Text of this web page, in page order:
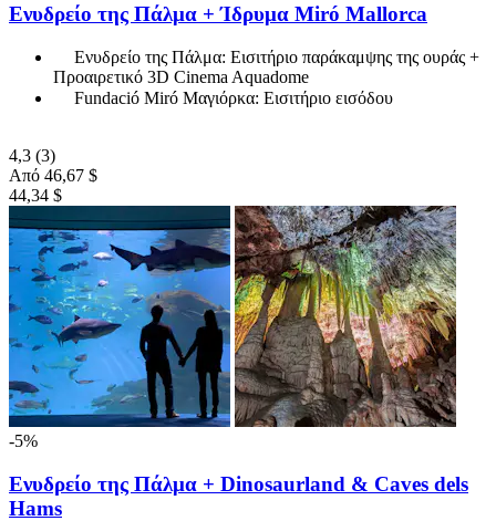
Ενυδρείο της Πάλμα + Ίδρυμα Miró Mallorca
Ενυδρείο της Πάλμα: Εισιτήριο παράκαμψης της ουράς +
Προαιρετικό 3D Cinema Aquadome
Fundació Miró Μαγιόρκα: Εισιτήριο εισόδου
4,3 (3)
Από 46,67 $
44,34 $
-5%
Ενυδρείο της Πάλμα + Dinosaurland & Caves dels
Hams